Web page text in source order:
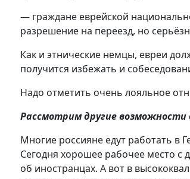
— граждане еврейской
разрешение на переезд, но
Как и этнические немцы, евреи
получится избежать и
Надо отметить очень лояльное
Рассмотрим другие
Многие россияне едут работать в
Сегодня хорошее рабочее место с
об иностранцах. А вот в